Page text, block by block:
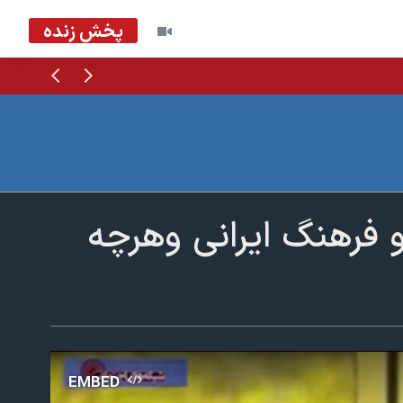
پخش زنده
قبلی
ایرانی وهرچه
EMBED